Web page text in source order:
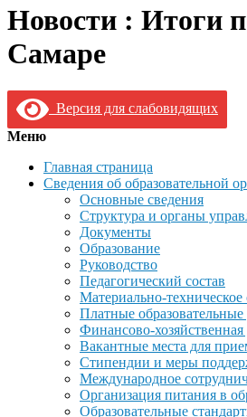
Новости : Итоги
Самаре
Версия для слабовидящих
Меню
Главная страница
Сведения об образовательной
Основные сведения
Структура и органы
Документы
Образование
Руководство
Педагогический состав
Материально-техническое
Платные образовательные
Финансово-хозяйственная
Вакантные места для
Стипендии и меры
Международное
Организация питания в
Образовательные